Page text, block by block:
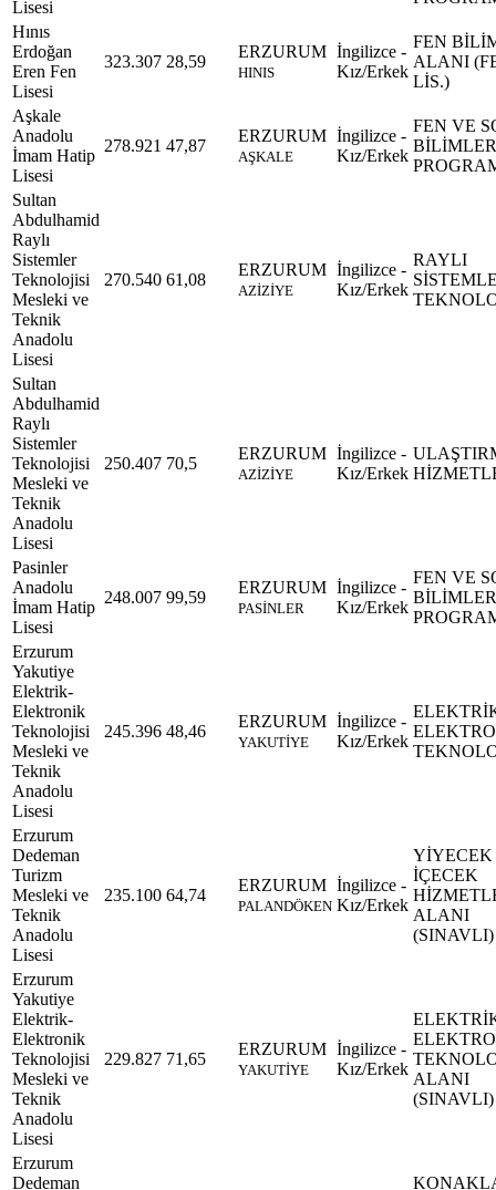
Lisesi
Hınıs
Erdoğan
Eren Fen
Lisesi
323.307 28,59
ERZURUM
HINIS
İngilizce -
Kız/Erkek
FEN
ALANI
LİS.)
Aşkale
Anadolu
İmam Hatip
Lisesi
278.921 47,87
ERZURUM
AŞKALE
İngilizce -
Kız/Erkek
FEN VE
BİLİMLER
Sultan
Abdulhamid
Raylı
Sistemler
Teknolojisi
Mesleki ve
Teknik
Anadolu
Lisesi
270.540 61,08
ERZURUM
AZİZİYE
İngilizce -
Kız/Erkek
RAYLI
Sultan
Abdulhamid
Raylı
Sistemler
Teknolojisi
Mesleki ve
Teknik
Anadolu
Lisesi
250.407 70,5
ERZURUM
AZİZİYE
İngilizce -
Kız/Erkek
Pasinler
Anadolu
İmam Hatip
Lisesi
248.007 99,59
ERZURUM
PASİNLER
İngilizce -
Kız/Erkek
FEN VE
BİLİMLER
Erzurum
Yakutiye
Elektrik-
Elektronik
Teknolojisi
Mesleki ve
Teknik
Anadolu
Lisesi
245.396 48,46
ERZURUM
YAKUTİYE
İngilizce -
Kız/Erkek
Erzurum
Dedeman
Turizm
Mesleki ve
Teknik
Anadolu
Lisesi
235.100 64,74
ERZURUM
PALANDÖKEN
İngilizce -
Kız/Erkek
YİYECEK
İÇECEK
ALANI
(SINAVLI)
Erzurum
Yakutiye
Elektrik-
Elektronik
Teknolojisi
Mesleki ve
Teknik
Anadolu
Lisesi
229.827 71,65
ERZURUM
YAKUTİYE
İngilizce -
Kız/Erkek
ALANI
(SINAVLI)
Erzurum
Dedeman